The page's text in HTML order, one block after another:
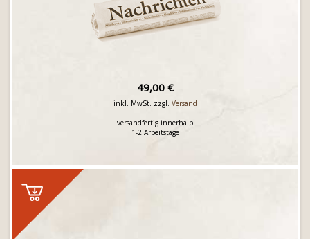
49,00 €
inkl. MwSt. zzgl. Versand
versandfertig innerhalb
1-2 Arbeitstage